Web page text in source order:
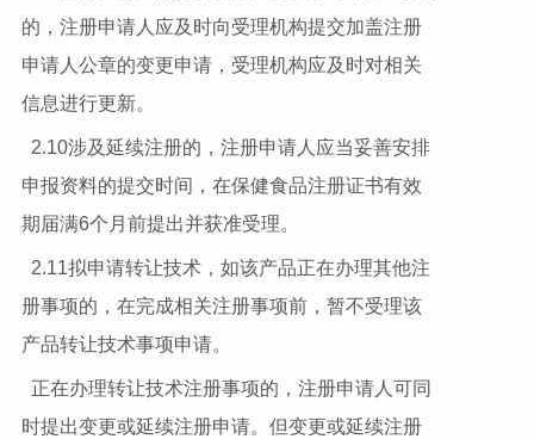
的，注册申请人应及时向受理机构提交加盖注册
申请人公章的变更申请，受理机构应及时对相关
信息进行更新。
2.10涉及延续注册的，注册申请人应当妥善安排
申报资料的提交时间，在保健食品注册证书有效
期届满6个月前提出并获准受理。
2.11拟申请转让技术，如该产品正在办理其他注
册事项的，在完成相关注册事项前，暂不受理该
产品转让技术事项申请。
正在办理转让技术注册事项的，注册申请人可同
时提出变更或延续注册申请。但变更或延续注册